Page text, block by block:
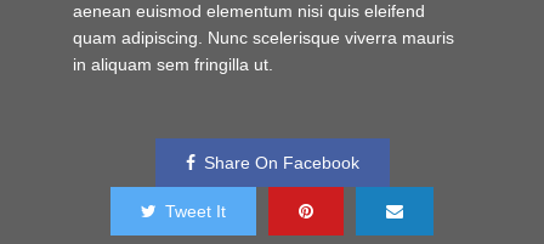
aenean euismod elementum nisi quis eleifend
quam adipiscing. Nunc scelerisque viverra mauris
in aliquam sem fringilla ut.
Share On Facebook
Tweet It